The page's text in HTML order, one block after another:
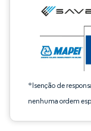
*Isenção de
nenhuma ordem